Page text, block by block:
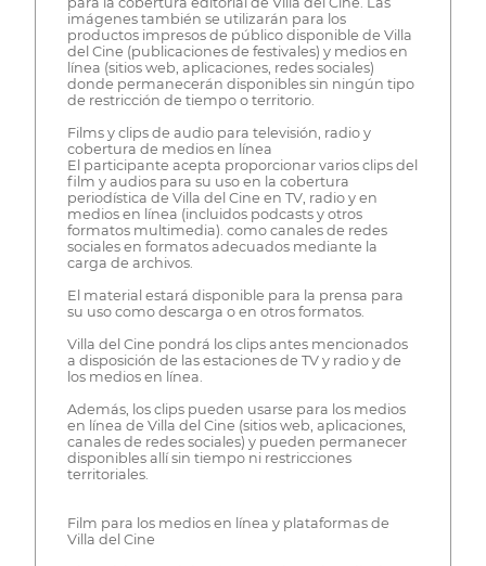
imágenes también se utilizarán para los
productos impresos de público disponible de Villa
del Cine (publicaciones de festivales) y medios en
línea (sitios web, aplicaciones, redes sociales)
donde permanecerán disponibles sin ningún tipo
de restricción de tiempo o territorio.
Films y clips de audio para televisión, radio y
cobertura de medios en línea
El participante acepta proporcionar varios clips del
film y audios para su uso en la cobertura
periodística de Villa del Cine en TV, radio y en
medios en línea (incluidos podcasts y otros
formatos multimedia). como canales de redes
sociales en formatos adecuados mediante la
carga de archivos.
El material estará disponible para la prensa para
su uso como descarga o en otros formatos.
Villa del Cine pondrá los clips antes mencionados
a disposición de las estaciones de TV y radio y de
los medios en línea.
Además, los clips pueden usarse para los medios
en línea de Villa del Cine (sitios web, aplicaciones,
canales de redes sociales) y pueden permanecer
disponibles allí sin tiempo ni restricciones
territoriales.
Film para los medios en línea y plataformas de
Villa del Cine